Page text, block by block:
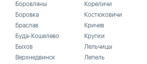
Боровляны
Боровка
Браслав
Буда-Кошелево
Быхов
Верхнедвинск
Кореличи
Костюковичи
Кричев
Крупки
Лельчицы
Лепель